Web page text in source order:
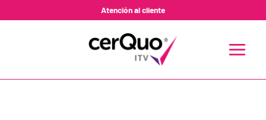
Atención al cliente
MENU